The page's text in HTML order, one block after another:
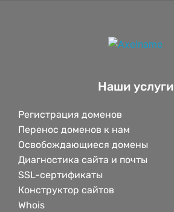
Наши услуги
Регистрация доменов
Перенос доменов к нам
Освобождающиеся домены
Диагностика сайта и почты
SSL-сертификаты
Конструктор сайтов
Whois